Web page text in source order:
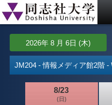
2026年 8 月 6日 (木)
JM204 - 情報メディア館2階 -
8/23
(日)